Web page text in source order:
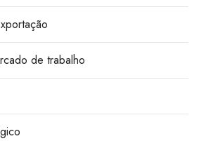
de trabalho